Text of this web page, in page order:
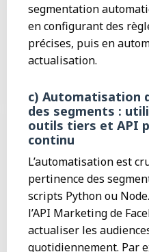
segmentation
en configurant des
précises, puis en
actualisation.
c) Automatisation
des segments :
outils tiers et API
continu
L’automatisation est
pertinence des
scripts Python ou
l’API Marketing de
actualiser les
quotidiennement. Par